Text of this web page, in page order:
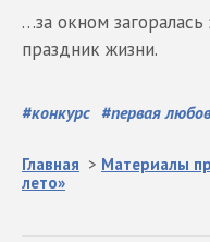
…за окном
праздник жизни.
#конкурс #первая
Главная > Материалы
лето»